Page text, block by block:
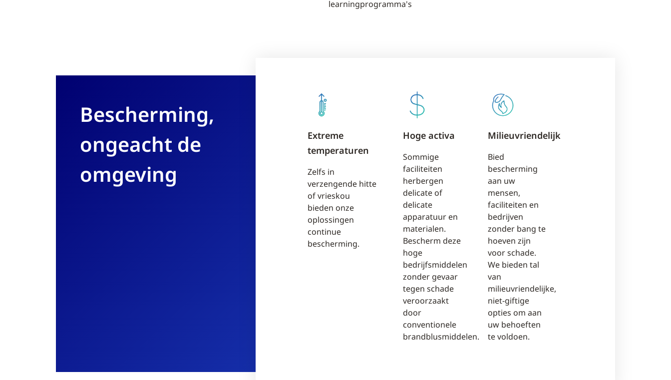
learningprogramma's
Bescherming,
ongeacht de
omgeving
Extreme
temperaturen
Zelfs in
verzengende hitte
of vrieskou
bieden onze
oplossingen
continue
bescherming.
Hoge activa
Sommige
faciliteiten
herbergen
delicate of
delicate
apparatuur en
materialen.
Bescherm deze
hoge
bedrijfsmiddelen
zonder gevaar
tegen schade
veroorzaakt
door
conventionele
brandblusmiddelen.
Milieuvriendelijk
Bied
bescherming
aan uw
mensen,
faciliteiten en
bedrijven
zonder bang te
hoeven zijn
voor schade.
We bieden tal
van
milieuvriendelijke,
niet-giftige
opties om aan
uw behoeften
te voldoen.